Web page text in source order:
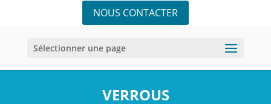
NOUS CONTACTER
Sélectionner une page
VERROUS